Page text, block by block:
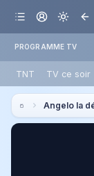
PROGRAMME TV
TNT TV ce soir
Angelo la